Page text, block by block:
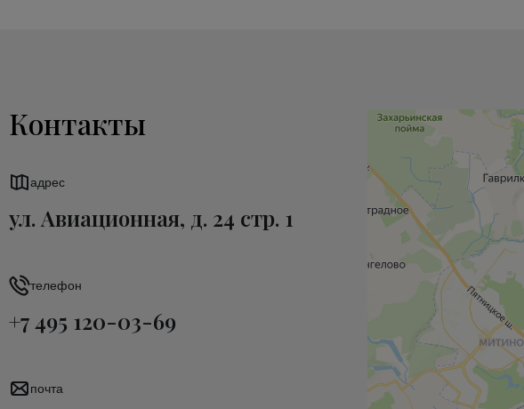
Контакты
адрес
ул. Авиационная, д. 24 стр. 1
телефон
+7 495 120-03-69
почта